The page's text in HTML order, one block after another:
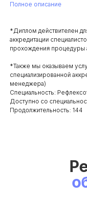
Полное описание
*Диплом действителен
аккредитации
прохождения процедуры
*Также мы оказываем
специализированной
менеджера)
Специальность:
Доступно со
Продолжительность: 144